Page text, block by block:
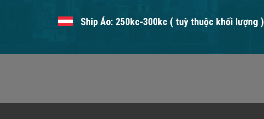
Ship Áo: 250kc-300kc ( tuỳ thuộc khối lượng )